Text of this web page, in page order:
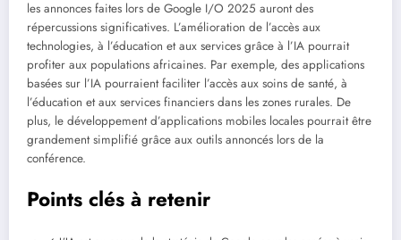
les annonces faites lors de Google I/O 2025 auront des
répercussions significatives. L’amélioration de l’accès aux
technologies, à l’éducation et aux services grâce à l’IA pourrait
profiter aux populations africaines. Par exemple, des applications
basées sur l’IA pourraient faciliter l’accès aux soins de santé, à
l’éducation et aux services financiers dans les zones rurales. De
plus, le développement d’applications mobiles locales pourrait être
grandement simplifié grâce aux outils annoncés lors de la
conférence.
Points clés à retenir